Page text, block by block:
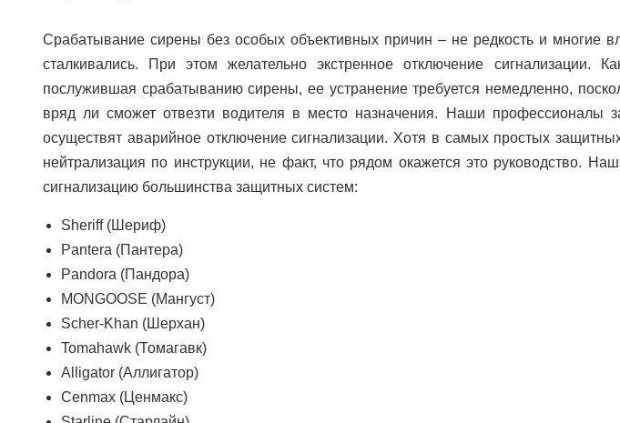
Срабатывание сирены без особых объективных причин – не редкость и многие
сталкивались. При этом желательно экстренное отключение сигнализации.
послужившая срабатыванию сирены, ее устранение требуется немедленно,
вряд ли сможет отвезти водителя в место назначения. Наши профессионалы
осуществят аварийное отключение сигнализации. Хотя в самых простых
нейтрализация по инструкции, не факт, что рядом окажется это руководство.
сигнализацию большинства защитных систем:
Sheriff (Шериф)
Pantera (Пантера)
Pandora (Пандора)
MONGOOSE (Мангуст)
Scher-Khan (Шерхан)
Tomahawk (Томагавк)
Alligator (Аллигатор)
Cenmax (Ценмакс)